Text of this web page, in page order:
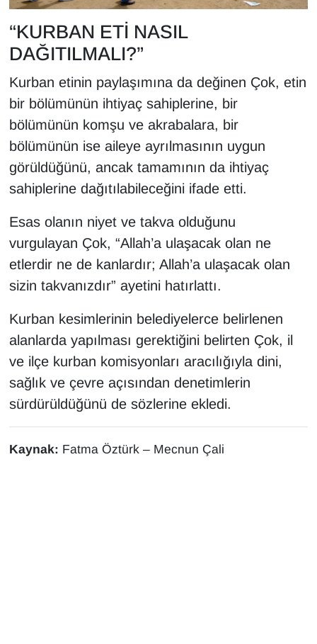
“KURBAN ETİ NASIL
DAĞITILMALI?”
Kurban etinin paylaşımına da değinen Çok, etin
bir bölümünün ihtiyaç sahiplerine, bir
bölümünün komşu ve akrabalara, bir
bölümünün ise aileye ayrılmasının uygun
görüldüğünü, ancak tamamının da ihtiyaç
sahiplerine dağıtılabileceğini ifade etti.
Esas olanın niyet ve takva olduğunu
vurgulayan Çok, “Allah’a ulaşacak olan ne
etlerdir ne de kanlardır; Allah’a ulaşacak olan
sizin takvanızdır” ayetini hatırlattı.
Kurban kesimlerinin belediyelerce belirlenen
alanlarda yapılması gerektiğini belirten Çok, il
ve ilçe kurban komisyonları aracılığıyla dini,
sağlık ve çevre açısından denetimlerin
sürdürüldüğünü de sözlerine ekledi.
Kaynak: Fatma Öztürk – Mecnun Çali